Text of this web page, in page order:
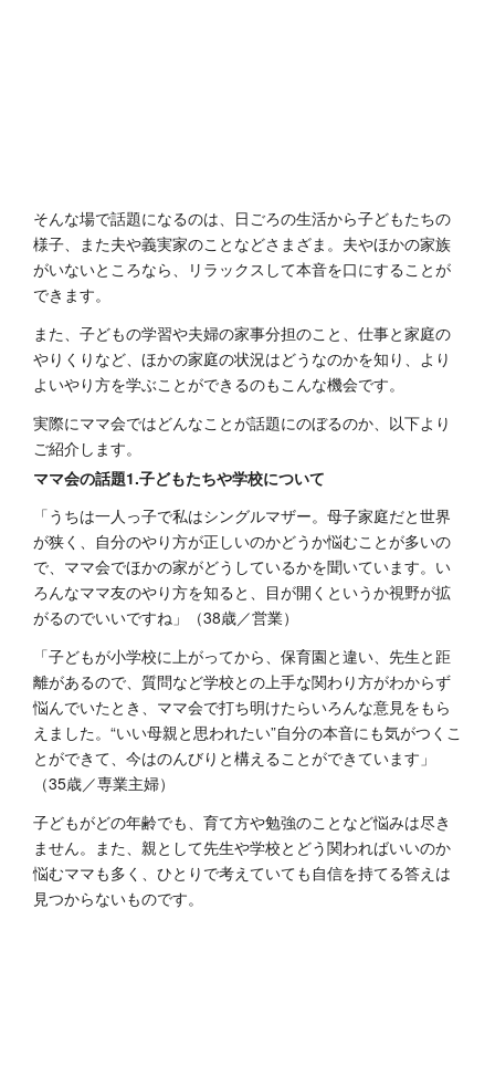
そんな場で話題になるのは、日ごろの生活から子どもたちの
様子、また夫や義実家のことなどさまざま。夫やほかの家族
がいないところなら、リラックスして本音を口にすることが
できます。
また、子どもの学習や夫婦の家事分担のこと、仕事と家庭の
やりくりなど、ほかの家庭の状況はどうなのかを知り、より
よいやり方を学ぶことができるのもこんな機会です。
実際にママ会ではどんなことが話題にのぼるのか、以下より
ご紹介します。
ママ会の話題1.子どもたちや学校について
「うちは一人っ子で私はシングルマザー。母子家庭だと世界
が狭く、自分のやり方が正しいのかどうか悩むことが多いの
で、ママ会でほかの家がどうしているかを聞いています。い
ろんなママ友のやり方を知ると、目が開くというか視野が拡
がるのでいいですね」（38歳／営業）
「子どもが小学校に上がってから、保育園と違い、先生と距
離があるので、質問など学校との上手な関わり方がわからず
悩んでいたとき、ママ会で打ち明けたらいろんな意見をもら
えました。“いい母親と思われたい”自分の本音にも気がつくこ
とができて、今はのんびりと構えることができています」
（35歳／専業主婦）
子どもがどの年齢でも、育て方や勉強のことなど悩みは尽き
ません。また、親として先生や学校とどう関わればいいのか
悩むママも多く、ひとりで考えていても自信を持てる答えは
見つからないものです。